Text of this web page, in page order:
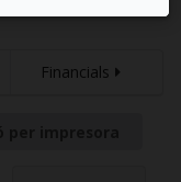
Financials